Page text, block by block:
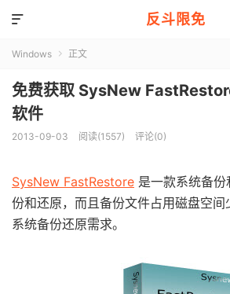
反斗限免

Windows  正文
免费获取 SysNew
软件
2013-09-03 阅读(1557) 评论(0)
SysNew FastRestore 是一款系统备
份和还原，而且备份文件占用磁盘空间
系统备份还原需求。